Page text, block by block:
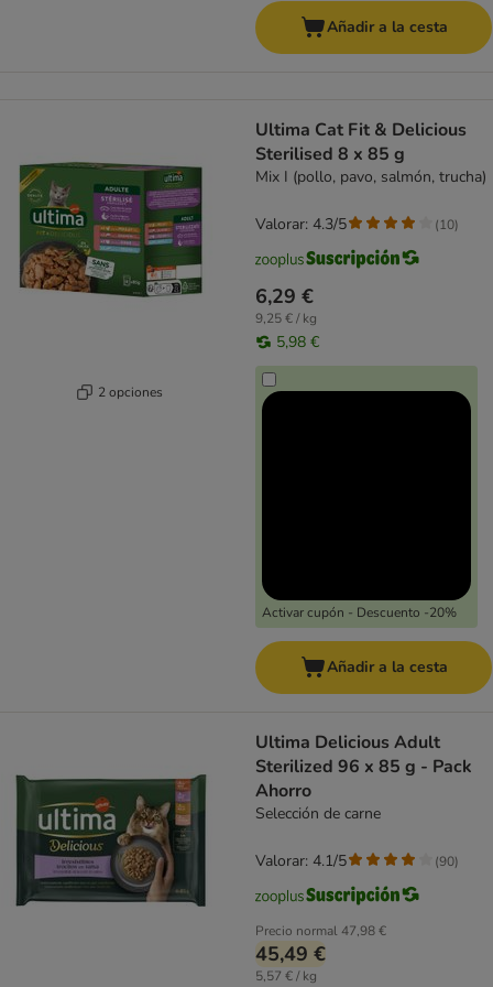
Añadir a la cesta
2 opciones
Ultima Cat Fit & Delicious
Sterilised 8 x 85 g
Mix I (pollo, pavo, salmón, trucha)
6,29 €
9,25 € / kg
5,98 €
Activar cupón - Descuento -20%
Valorar: 4.3/5 (10)
Añadir a la cesta
Ultima Delicious Adult
Sterilized 96 x 85 g - Pack
Ahorro
Selección de carne
Precio normal47,98 €
45,49 €
5,57 € / kg
Valorar: 4.1/5 (90)